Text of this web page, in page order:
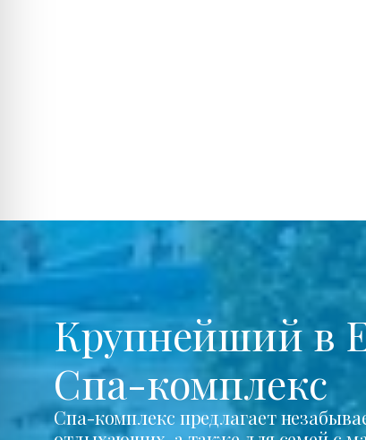
Крупнейший в
Спа-комплекс
Спа-комплекс предлагает